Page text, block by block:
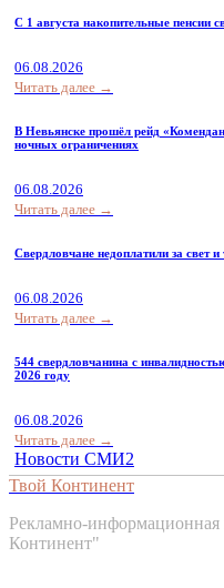
С 1 августа накопительные пенсии
06.08.2026
Читать далее →
В Невьянске прошёл рейд
ночных ограничениях
06.08.2026
Читать далее →
Свердловчане недоплатили за свет
06.08.2026
Читать далее →
544 свердловчанина с
2026 году
06.08.2026
Читать далее →
Новости СМИ2
Твой Континент
Рекламно-информационная
Континент"